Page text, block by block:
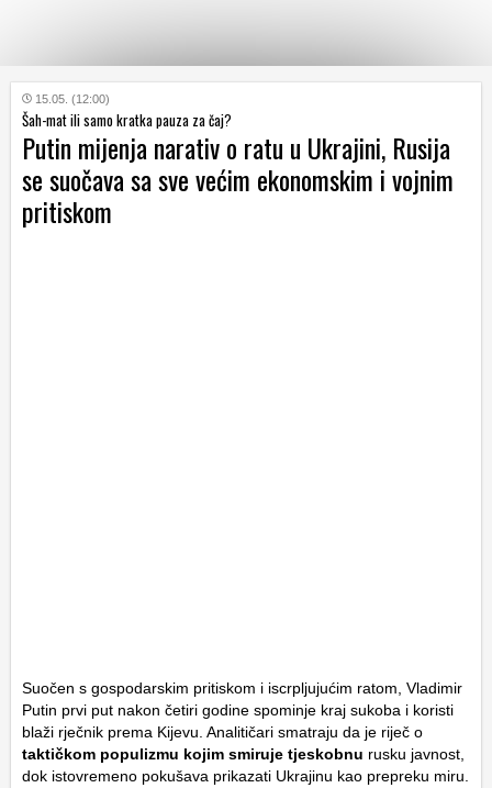
KATEGORIJE
HRVATSKI
WEB
15.05. (12:00)
Šah-mat ili samo kratka pauza za čaj?
Putin mijenja narativ o ratu u Ukrajini, Rusija
se suočava sa sve većim ekonomskim i vojnim
pritiskom
Suočen s gospodarskim pritiskom i iscrpljujućim ratom, Vladimir
Putin prvi put nakon četiri godine spominje kraj sukoba i koristi
blaži rječnik prema Kijevu. Analitičari smatraju da je riječ o
taktičkom populizmu kojim smiruje tjeskobnu rusku javnost,
dok istovremeno pokušava prikazati Ukrajinu kao prepreku miru.